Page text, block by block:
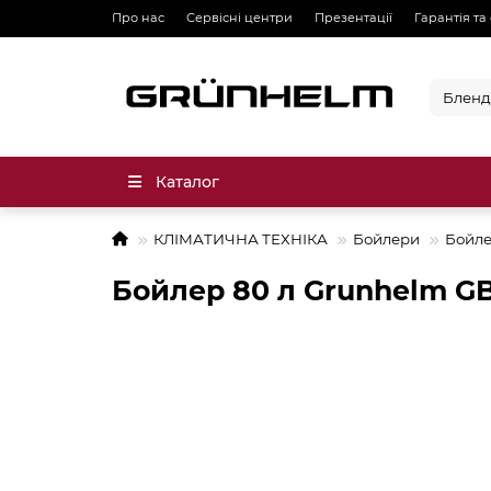
Про нас Сервісні центри Презентації Гарантія та
Каталог
КЛІМАТИЧНА ТЕХНІКА Бойлери
Бойлер 80 л Grunhelm